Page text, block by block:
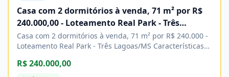
Casa com 2 dormitórios à venda, 71 m² por R$
240.000,00 - Loteamento Real Park - Três
Lagoas/MS
Casa com 2 dormitórios à venda, 71 m² por R$ 240.000 -
Loteamento Real Park - Três Lagoas/MS Características
cerâmico
R$ 240.000,00